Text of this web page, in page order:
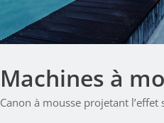
Machines à
Canon à mousse projetant